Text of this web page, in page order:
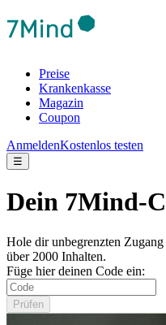
Preise
Krankenkasse
Magazin
Coupon
AnmeldenKostenlos testen
☰
Dein 7Mind-
Hole dir unbegrenzten
über 2000 Inhalten.
Füge hier deinen Code ein:
Prüfen